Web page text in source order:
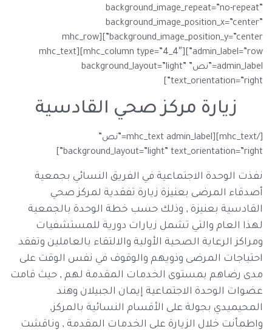
background_image_repeat=”no-repeat”
background_image_position_x=”center”
background_image_position_y=”center”][mhc_row
admin_label=”row”][mhc_column type=”4_4″][mhc_text
admin_label=”نص” background_layout=”light”
text_orientation=”right”]
زيارة مركز صحي القادسية
[/mhc_text][mhc_text admin_label=”نص”
background_layout=”light” text_orientation=”right”]
نفذت الوحدة الاجتماعية في الفريق النسائي بجمعية
أصدقاء المرضى بعنيزة زيارة تفقدية لمركز صحي
القادسية بعنيزة , وذلك حسب خطة الوحدة بالجمعية
لهذا العام والتي تشمل زيارات دورية للمستشفيات
ومراكز الرعاية الصحية الأولية والالتقاء بالعاملين وتفقد
احتياجات المرضى وذويهم والوقوف في نفس الوقت على
مدى رضاهم بمستوى الخدمات المقدمة لهم , حيث قامت
عضوات الوحدة الاجتماعية إيمان الجبيلان وهند
المحيميدي بجولة على الأقسام النسائية بالمركز,
واطمأنت خلال الزيارة على الخدمات المقدمة , وناقشت